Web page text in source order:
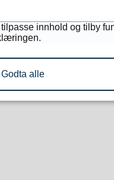
innhold og tilby
Godta alle